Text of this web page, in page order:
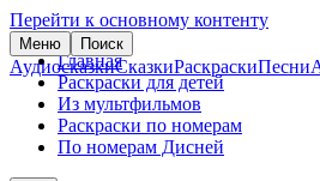
Перейти к основному контенту
Меню Поиск
АудиосказкиСказкиРаскраскиПесни
Главная
Раскраски для детей
Из мультфильмов
Раскраски по номерам
По номерам Дисней